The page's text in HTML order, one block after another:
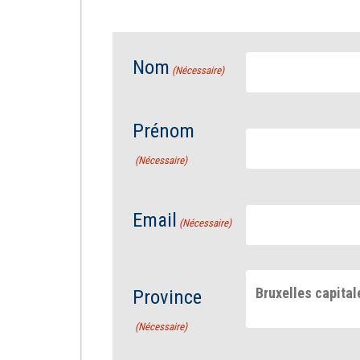
Nom (Nécessaire)
Prénom
(Nécessaire)
Email (Nécessaire)
Province
(Nécessaire)
Bruxelles